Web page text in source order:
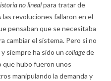
no linealpara tratar de
las revoluciones fallaron en el
pensaban que se necesitaba
cambiar el sistema. Pero si no
siempre ha sido un collagede
hubo fueron unos
manipulando la demanda y